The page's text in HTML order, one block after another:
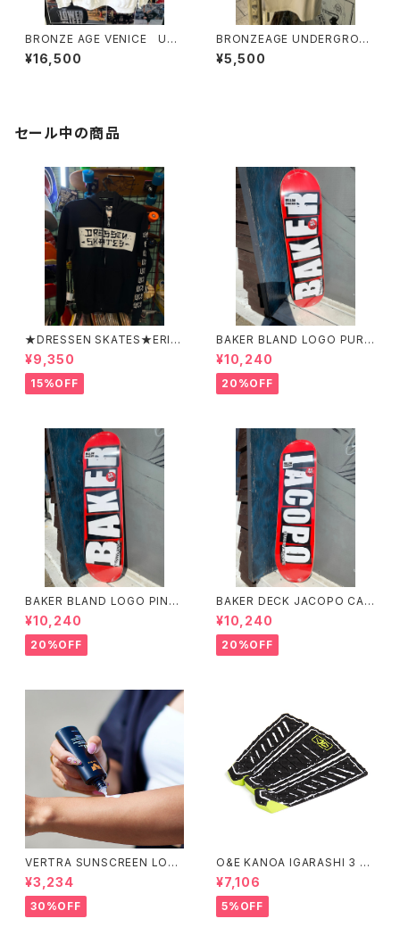
BRONZE AGE VENICE UN
DERGROUND crewneck sw
eatsshirts made in USA ブ
y Josh Bagel Klassman
¥16,500
BRONZEAGE UNDERGROU
ND ブロンズエイジアンダーグ
ラウンド USA タンクトップ
¥5,500
セール中の商品
★DRESSEN SKATES★ERIC
DRESSEN BLACK ZIP HOO
D PARKER ドレッセンスケーツ
スケート エリックドレッセン
ブラック フードパーカー フー
¥9,350
15%OFF
BAKER BLAND LOGO PURP
LE DECK 8.0 ベイカー ブラ
ンド ロゴ パープル デッ
キ 8インチ スケートボード ス
ケボー
¥10,240
20%OFF
BAKER BLAND LOGO PINK
DECK 8.0 ベイカー ブラン
ド ロゴ デッキ ピンク 8イ
ンチ スケートボード スケボー
¥10,240
20%OFF
BAKER DECK JACOPO CAR
OZZI BRAND LOGO 8.25 ベ
イカー デッキ ジェイコープ ブ
ランド ロゴ スケートボード
スケボー
¥10,240
20%OFF
VERTRA SUNSCREEN LOTI
ON WHITE SPF 44＃
¥3,234
30%OFF
O&E KANOA IGARASHI 3 PI
ECE BLACK/LIME｜PRO SE
RIES
¥7,106
5%OFF